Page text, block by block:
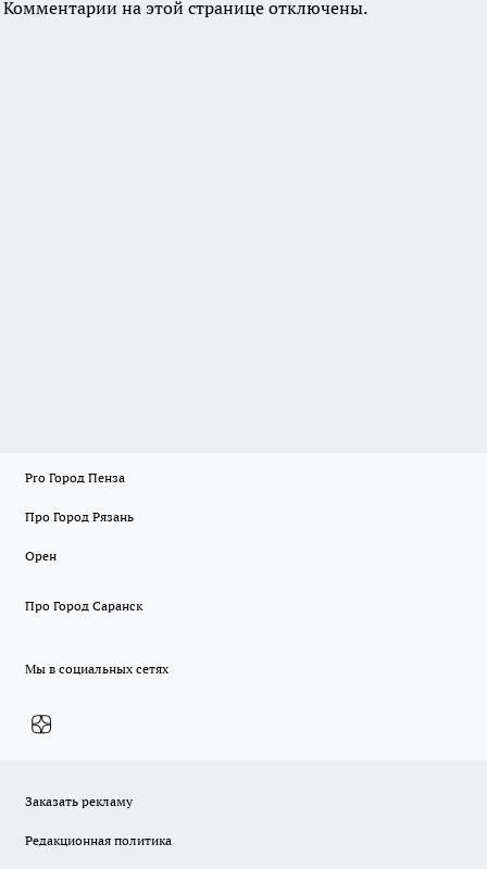
Комментарии на этой странице отключены.
Pro Город Пенза
Про Город Рязань
Орен
Про Город Саранск
Мы в социальных сетях
Заказать рекламу
Редакционная политика